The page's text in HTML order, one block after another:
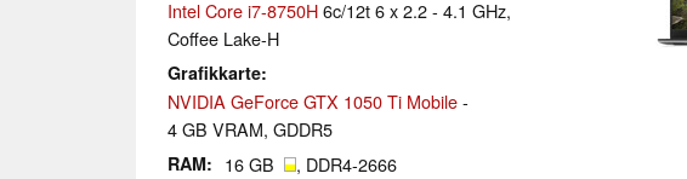
Intel Core i7-8750H6c/12t 6 x 2.2 - 4.1 GHz,
Coffee Lake-H
Grafikkarte
NVIDIA GeForce GTX 1050 Ti Mobile-
4 GB VRAM, GDDR5
RAM 16 GB , DDR4-2666